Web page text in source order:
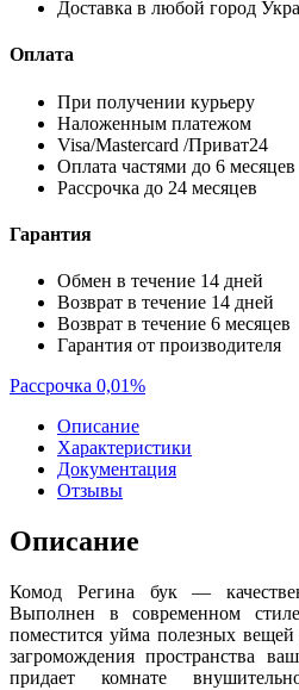
Доставка в любой город
Оплата
При получении курьеру
Наложенным платежом
Visa/Mastercard /Приват24
Оплата частями до 6 месяцев
Рассрочка до 24 месяцев
Гарантия
Обмен в течение 14 дней
Возврат в течение 14 дней
Возврат в течение 6 месяцев
Гарантия от производителя
Рассрочка 0,01%
Описание
Характеристики
Документация
Отзывы
Описание
Комод Регина бук —
Выполнен в современном
поместится уйма полезных
загромождения пространства
придает комнате